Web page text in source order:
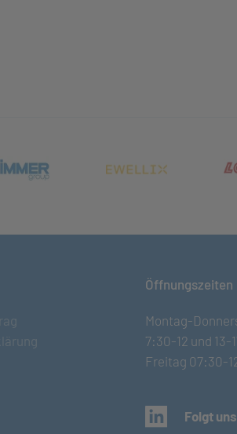
Tab)(öffnet in neuem Tab)(öffnet in
Öffnungszeiten
Montag-
7:30-12 und 13-
Freitag 07:30-
(öffnet in
Folgt